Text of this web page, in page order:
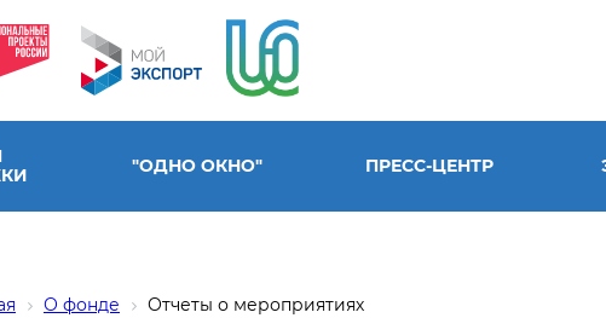
"ОДНО ОКНО" ПРЕСС-ЦЕНТР
О фонде Отчеты о мероприятиях